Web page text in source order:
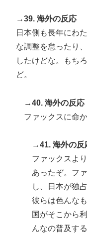
→39. 海外の反応
日本側も長年にわ
な調整を怠ったり
したけどな。もち
ど。
→40. 海外の反応
ファックスに命
→41. 海外の反
ファックスよ
あったぞ。フ
し、日本が独
彼らは色んな
国がそこから
んなの普及す